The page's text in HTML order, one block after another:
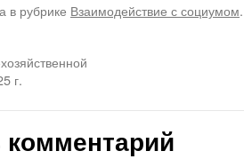
в рубрике Взаимодействие с социумом
г.